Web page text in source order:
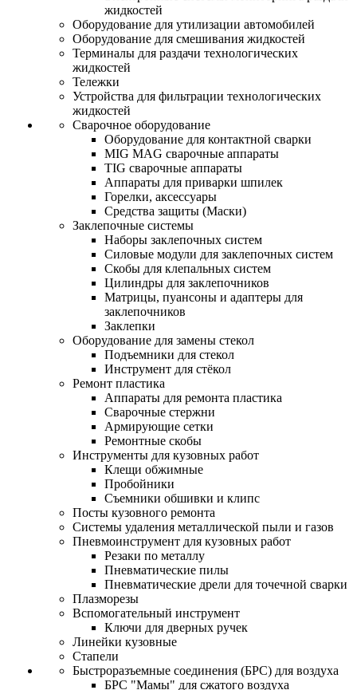
жидкостей
Оборудование для утилизации автомобилей
Оборудование для смешивания жидкостей
Терминалы для раздачи технологических
жидкостей
Тележки
Устройства для фильтрации технологических
жидкостей
Сварочное оборудование
Оборудование для контактной сварки
MIG MAG сварочные аппараты
TIG сварочные аппараты
Аппараты для приварки шпилек
Горелки, аксессуары
Средства защиты (Маски)
Заклепочные системы
Наборы заклепочных систем
Силовые модули для заклепочных систем
Скобы для клепальных систем
Цилиндры для заклепочников
Матрицы, пуансоны и адаптеры для
заклепочников
Заклепки
Оборудование для замены стекол
Подъемники для стекол
Инструмент для стёкол
Ремонт пластика
Аппараты для ремонта пластика
Сварочные стержни
Армирующие сетки
Ремонтные скобы
Инструменты для кузовных работ
Клещи обжимные
Пробойники
Съемники обшивки и клипс
Посты кузовного ремонта
Системы удаления металлической пыли и газов
Пневмоинструмент для кузовных работ
Резаки по металлу
Пневматические пилы
Пневматические дрели для точечной сварки
Плазморезы
Вспомогательный инструмент
Ключи для дверных ручек
Линейки кузовные
Стапели
Быстроразъемные соединения (БРС) для воздуха
БРС "Мамы" для сжатого воздуха